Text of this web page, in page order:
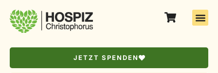
JETZT SPENDEN